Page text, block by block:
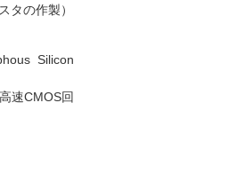
タの作製）
Silicon
速CMOS回